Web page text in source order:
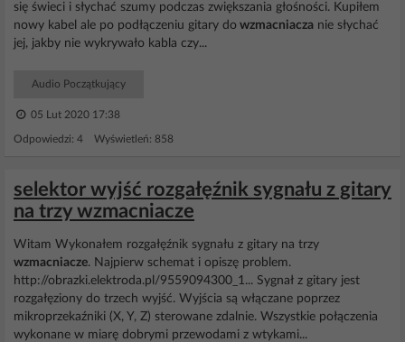
się świeci i słychać szumy podczas zwiększania głośności. Kupiłem
nowy kabel ale po podłączeniu gitary do wzmacniacza nie słychać
jej, jakby nie wykrywało kabla czy...
Audio Początkujący
05 Lut 2020 17:38
Odpowiedzi: 4 Wyświetleń: 858
selektor wyjść rozgałęźnik sygnału z gitary
na trzy wzmacniacze
Witam Wykonałem rozgałęźnik sygnału z gitary na trzy
wzmacniacze. Najpierw schemat i opiszę problem.
http://obrazki.elektroda.pl/9559094300_1... Sygnał z gitary jest
rozgałęziony do trzech wyjść. Wyjścia są włączane poprzez
mikroprzekaźniki (X, Y, Z) sterowane zdalnie. Wszystkie połączenia
wykonane w miarę dobrymi przewodami z wtykami...